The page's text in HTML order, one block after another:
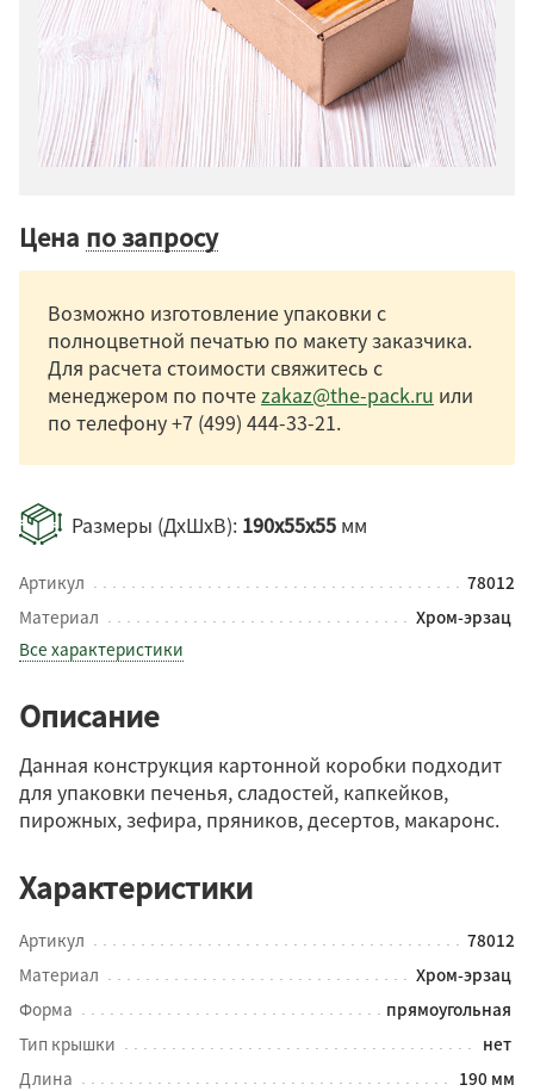
Цена по запросу
Возможно изготовление упаковки с
полноцветной печатью по макету заказчика.
Для расчета стоимости свяжитесь с
менеджером по почтеzakaz@the-pack.ru или
по телефону+7 (499) 444-33-21.
Размеры (ДхШхВ): 190x55x55 мм
Артикул
78012
Материал
Хром-эрзац
Все характеристики
Описание
Данная конструкция картонной коробки подходит
для упаковки печенья, сладостей, капкейков,
пирожных, зефира, пряников, десертов, макаронс.
Характеристики
Артикул
78012
Материал
Хром-эрзац
Форма
прямоугольная
Тип крышки
нет
Длина
190 мм